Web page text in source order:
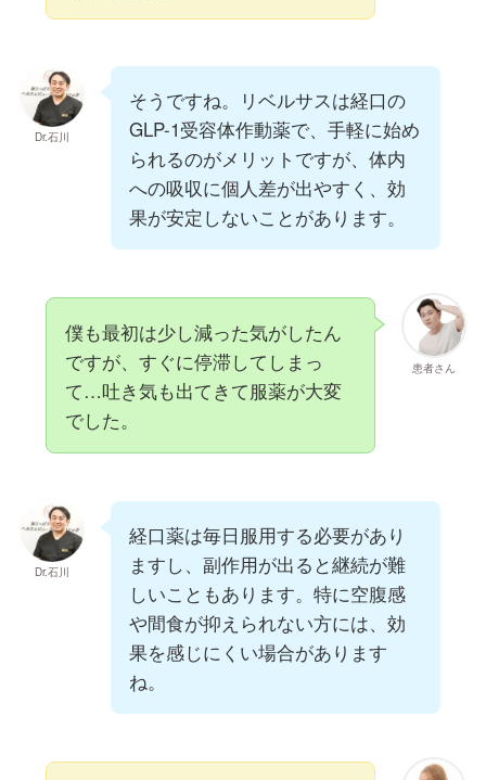
Dr.石川
そうですね。リベルサスは経口の
GLP-1受容体作動薬で、手軽に始め
られるのがメリットですが、体内
への吸収に個人差が出やすく、効
果が安定しないことがあります。
患者さん
僕も最初は少し減った気がしたん
ですが、すぐに停滞してしまっ
て…吐き気も出てきて服薬が大変
でした。
Dr.石川
経口薬は毎日服用する必要があり
ますし、副作用が出ると継続が難
しいこともあります。特に空腹感
や間食が抑えられない方には、効
果を感じにくい場合があります
ね。